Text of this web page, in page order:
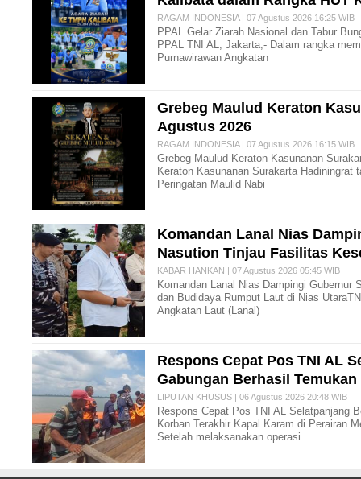
RAGAM INDONESIA | 07 Agustus 2026 16:25 WIB
PPAL Gelar Ziarah Nasional dan Tabur
PPAL TNI AL, Jakarta,- Dalam rangka
Purnawirawan Angkatan
Grebeg Maulud Keraton
Agustus 2026
RAGAM INDONESIA | 07 Agustus 2026 16:15 WIB
Grebeg Maulud Keraton Kasunanan
Keraton Kasunanan Surakarta Hadiningrat
Peringatan Maulid Nabi
Komandan Lanal Nias
Nasution Tinjau Fasilitas
KABAR HANKAN | 07 Agustus 2026 05:45 WIB
Komandan Lanal Nias Dampingi
dan Budidaya Rumput Laut di Nias Utara
Angkatan Laut (Lanal)
Respons Cepat Pos TNI AL
Gabungan Berhasil
LIPUTAN KHUSUS | 06 Agustus 2026 20:48 WIB
Respons Cepat Pos TNI AL Selatpanjang
Korban Terakhir Kapal Karam di Perairan
Setelah melaksanakan operasi